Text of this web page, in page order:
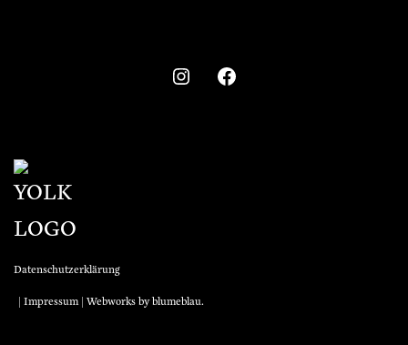
Datenschutzerklärung
| Impressum| Webworks byblumeblau.